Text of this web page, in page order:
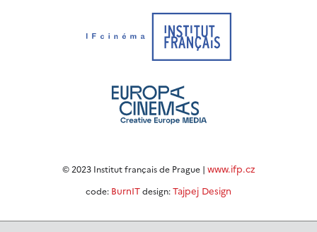
© 2023 Institut français de Prague | www.ifp.cz
code: BurnITdesign:Tajpej Design